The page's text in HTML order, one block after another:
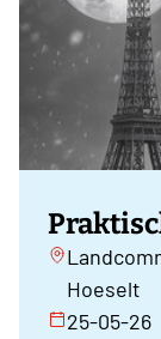
Hoeselt
25-05-26